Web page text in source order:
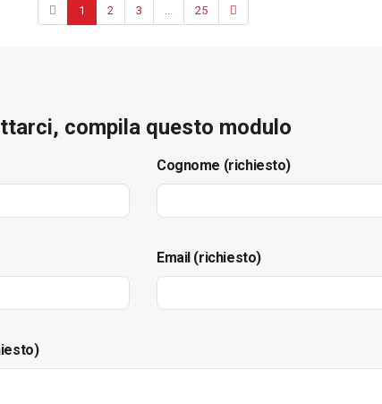
1 2 3 25
compila questo modulo
Cognome (richiesto)
Email (richiesto)